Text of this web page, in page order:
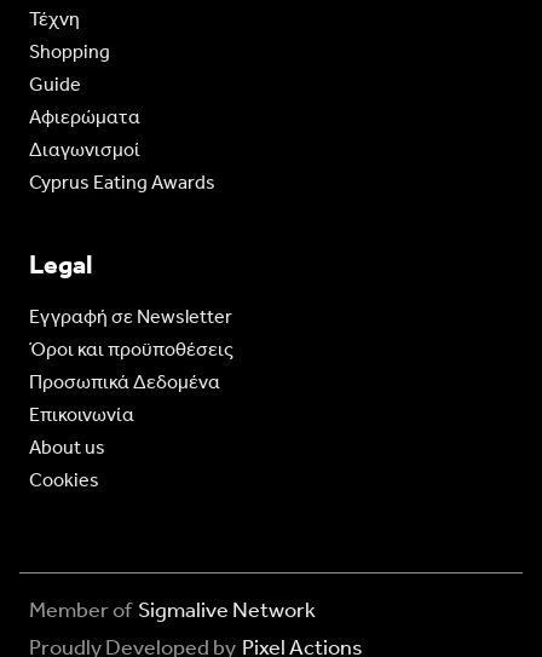
Τέχνη
Shopping
Guide
Aφιερώματα
Διαγωνισμοί
Cyprus Eating Awards
Legal
Eγγραφή σε Newsletter
Όροι και προϋποθέσεις
Προσωπικά Δεδομένα
Επικοινωνία
About us
Cookies
Member of Sigmalive Network
Proudly Developed by Pixel Actions